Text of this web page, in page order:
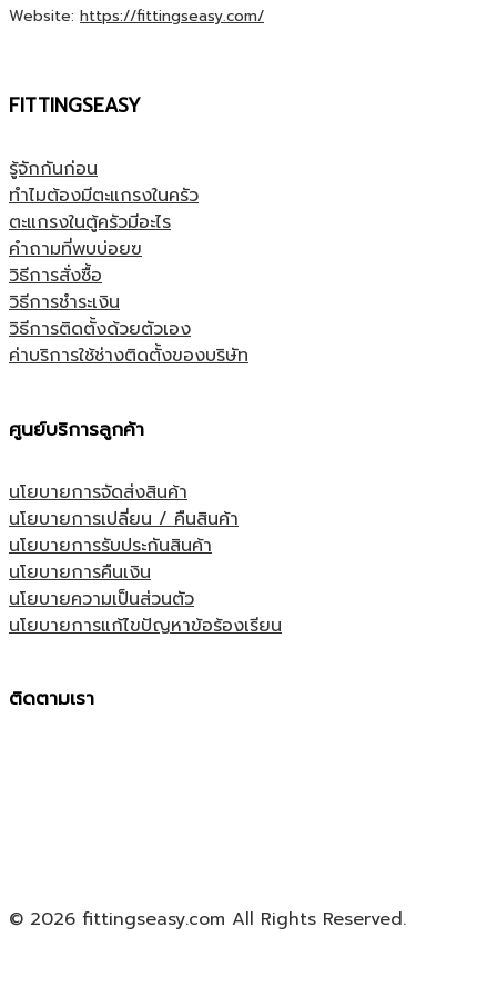
Website: https://fittingseasy.com/
FITTINGSEASY
รู้จักกันก่อน
ทำไมต้องมีตะแกรงในครัว
ตะแกรงในตู้ครัวมีอะไร
คำถามที่พบบ่อยฃ
วิธีการสั่งซื้อ
วิธีการชำระเงิน
วิธีการติดตั้งด้วยตัวเอง
ค่าบริการใช้ช่างติดตั้งของบริษัท
ศูนย์บริการลูกค้า
นโยบายการจัดส่งสินค้า
นโยบายการเปลี่ยน / คืนสินค้า
นโยบายการรับประกันสินค้า
นโยบายการคืนเงิน
นโยบายความเป็นส่วนตัว
นโยบายการแก้ไขปัญหาข้อร้องเรียน
ติดตามเรา
© 2026 fittingseasy.com All Rights Reserved.